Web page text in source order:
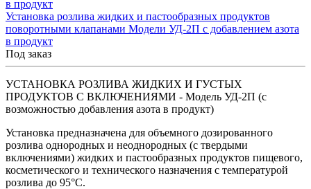
Установка розлива жидких и пастообразных продуктов
поворотными клапанами Модели УД-2П с добавлением азота
в продукт
Под заказ
УСТАНОВКА РОЗЛИВА ЖИДКИХ И ГУСТЫХ
ПРОДУКТОВ С ВКЛЮЧЕНИЯМИ - Модель УД-2П (с
возможностью добавления азота в продукт)
Установка предназначена для объемного дозированного
розлива однородных и неоднородных (с твердыми
включениями) жидких и пастообразных продуктов пищевого,
косметического и технического назначения с температурой
розлива до 95°C.